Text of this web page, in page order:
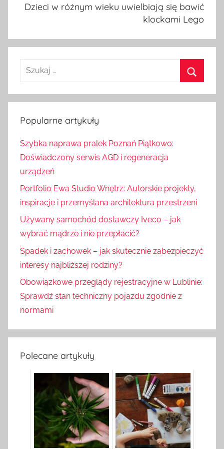
Dzieci w różnym wieku uwielbiają się bawić
klockami Lego
u
a
z
Popularne artykuły
Szybka naprawa pralek Poznań Piątkowo:
Doświadczony serwis AGD i regeneracja
urządzeń
Portfolio Ewa Studio Wnętrz: Autorskie projekty,
inspiracje i przemyślana architektura przestrzeni
Używany samochód dostawczy Iveco – jak
wybrać mądrze i nie przepłacić?
Spadek i zachowek – jak skutecznie zabezpieczyć
interesy najbliższej rodziny?
Obowiązkowe przeglądy rejestracyjne w Lublinie:
Sprawdź stan techniczny pojazdu zgodnie z
normami
Polecane artykuły